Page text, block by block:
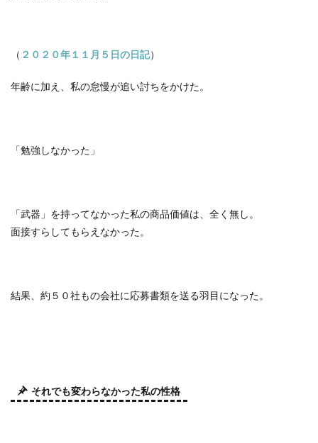
（ ２０２０年１１月５日の日記）
年齢に加え、私の怠慢が追い討ちをかけた。
「勉強しなかった」
「武器」を持ってなかった私の商品価値は、全く無し。
面接すらしてもらえなかった。
結果、約５０社もの会社に応募書類を送る羽目になった。
それでも変わらなかった私の性格